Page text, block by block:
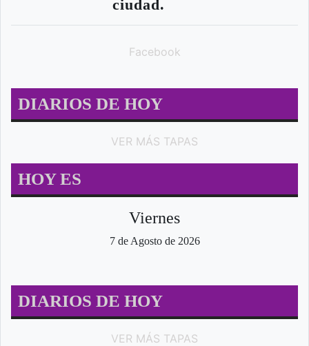
ciudad.
Facebook
DIARIOS DE HOY
VER MÁS TAPAS
HOY ES
Viernes
7 de Agosto de 2026
DIARIOS DE HOY
VER MÁS TAPAS